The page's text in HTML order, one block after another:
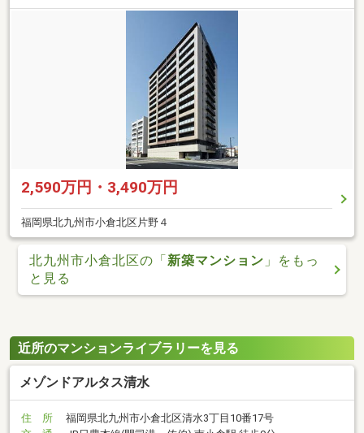
2,590万円・3,490万円
福岡県北九州市小倉北区片野４
北九州市小倉北区の「新築マンション 」をもっ
と見る
近所のマンションライブラリーを見る
メゾンドアルタス清水
住 所
福岡県北九州市小倉北区清水3丁目10番17号